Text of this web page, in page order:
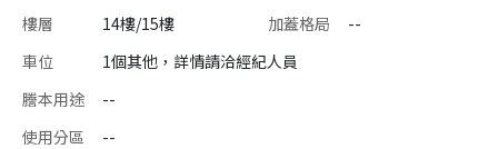
樓層
14樓/15樓 加蓋格局
--
車位
1個其他，詳情請洽經紀人員
謄本用途
--
使用分區
--